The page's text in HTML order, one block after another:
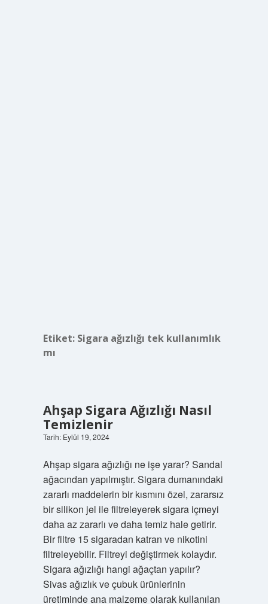
Etiket: Sigara ağızlığı tek kullanımlık
mı
Ahşap Sigara Ağızlığı Nasıl
Temizlenir
Tarih: Eylül 19, 2024
Ahşap sigara ağızlığı ne işe yarar? Sandal
ağacından yapılmıştır. Sigara dumanındaki
zararlı maddelerin bir kısmını özel, zararsız
bir silikon jel ile filtreleyerek sigara içmeyi
daha az zararlı ve daha temiz hale getirir.
Bir filtre 15 sigaradan katran ve nikotini
filtreleyebilir. Filtreyi değiştirmek kolaydır.
Sigara ağızlığı hangi ağaçtan yapılır?
Sivas ağızlık ve çubuk ürünlerinin
üretiminde ana malzeme olarak kullanılan